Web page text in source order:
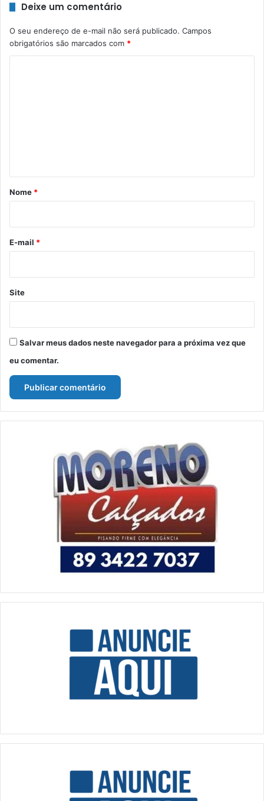
Deixe um comentário
O seu endereço de e-mail não será publicado. Campos
obrigatórios são marcados com *
r
*
Nome *
E-mail *
Site
Salvar meus dados neste navegador para a próxima vez que
eu comentar.